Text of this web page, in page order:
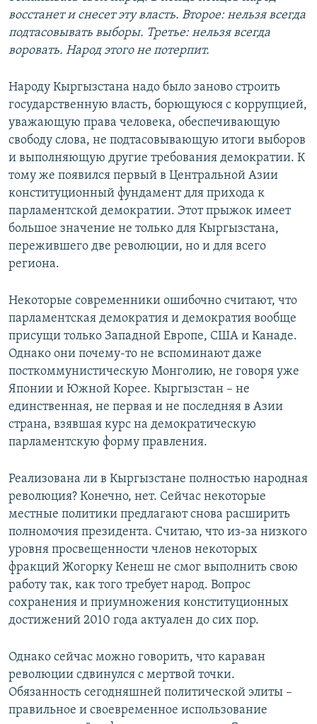
восстанет и снесет эту власть. Второе: нельзя всегда
подтасовывать выборы. Третье: нельзя всегда
воровать. Народ этого не потерпит.
Народу Кыргызстана надо было заново строить
государственную власть, борющуюся с коррупцией,
уважающую права человека, обеспечивающую
свободу слова, не подтасовывающую итоги выборов
и выполняющую другие требования демократии. К
тому же появился первый в Центральной Азии
конституционный фундамент для прихода к
парламентской демократии. Этот прыжок имеет
большое значение не только для Кыргызстана,
пережившего две революции, но и для всего
региона.
Некоторые современники ошибочно считают, что
парламентская демократия и демократия вообще
присущи только Западной Европе, США и Канаде.
Однако они почему-то не вспоминают даже
посткоммунистическую Монголию, не говоря уже
Японии и Южной Корее. Кыргызстан – не
единственная, не первая и не последняя в Азии
страна, взявшая курс на демократическую
парламентскую форму правления.
Реализована ли в Кыргызстане полностью народная
революция? Конечно, нет. Сейчас некоторые
местные политики предлагают снова расширить
полномочия президента. Считаю, что из-за низкого
уровня просвещенности членов некоторых
фракций Жогорку Кенеш не смог выполнить свою
работу так, как того требует народ. Вопрос
сохранения и приумножения конституционных
достижений 2010 года актуален до сих пор.
Однако сейчас можно говорить, что караван
революции сдвинулся с мертвой точки.
Обязанность сегодняшней политической элиты –
правильное и своевременное использование